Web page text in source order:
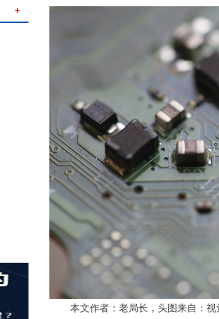
＋
本文作者：老局长，头图来自：视